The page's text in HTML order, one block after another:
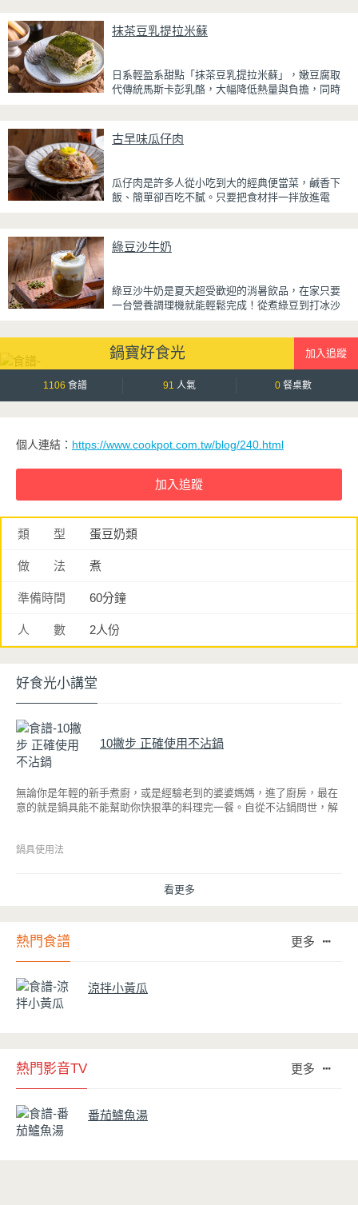
入氣炸烤箱烘烤，免油炸也能烤出外皮金黃微酥、
配冰涼啤酒更是絕配！無論是父親節、聚會或宵夜
時光，在家就能輕鬆端出美味下酒菜。
抹茶豆乳提拉米蘇
日系輕盈系甜點「抹茶豆乳提拉米蘇」，嫩豆腐取
代傳統馬斯卡彭乳酪，大幅降低熱量與負擔，同時
厚重，搭配帶微苦茶香的抹茶與香氣濃郁的黃豆
粉，甜而不膩，層次更加豐富。
吃到淡淡的茶香。相較於傳統提拉米蘇，這款更清
爽、更低負擔，無論是下午茶、飯後甜點，或是正
古早味瓜仔肉
瓜仔肉是許多人從小吃到大的經典便當菜，鹹香下
飯、簡單卻百吃不膩。只要把食材拌一拌放進電
蒸好的瓜仔肉鮮嫩多汁，絞肉吸飽脆瓜醬汁的甘甜
滿濃濃古早味，帶便當、配稀飯、配白飯都好吃，
讓人忍不住多扒好幾口飯，是一道簡單又美味的經
綠豆沙牛奶
綠豆沙牛奶是夏天超受歡迎的消暑飲品，在家只要
一台營養調理機就能輕鬆完成！從煮綠豆到打冰沙
先把綠豆煮到綿密鬆軟，再攪打成綠豆沙，最後跟
牛奶混合均勻就完成~口感細緻滑順，入口帶有綠豆
天然清香，搭配濃郁奶香，冰冰喝清涼又消暑，炎
炎夏日一定要喝一杯！
鍋寶好食光
1106 食譜 91 人氣 0 餐桌數
個人連結： https://www.cookpot.com.tw/blog/240.html
類 型 蛋豆奶類
做 法 煮
準備時間 60分鐘
人 數 2人份
好食光小講堂
10撇步 正確使用不沾鍋
無論你是年輕的新手煮廚，或是經驗老到的婆婆媽媽，進了廚房，最在
意的就是鍋具能不能幫助你快狠準的料理完一餐。自從不沾鍋問世，解
因此金鑽不沾系列的鍋具，更年年穩居銷售排行榜的前幾名。然而如何
鍋具使用法
看更多
熱門食譜 更多
涼拌小黃瓜
熱門影音TV 更多
番茄鱸魚湯